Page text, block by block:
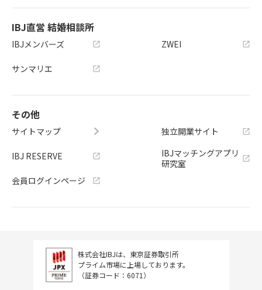
IBJ直営 結婚相談所
IBJメンバーズ
サンマリエ
ZWEI
その他
サイトマップ
IBJ RESERVE
会員ログインページ
独立開業サイト
IBJマッチングアプリ
研究室
株式会社IBJは、東京証券取引所
プライム市場に上場しております。
（証券コード：6071）